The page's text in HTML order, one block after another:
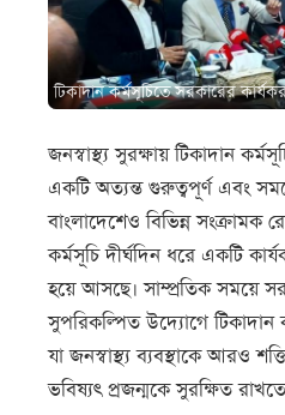
টিকাদান কর্মসূচিতে সরকারের
জনস্বাস্থ্য সুরক্ষায় টিকাদান
একটি অত্যন্ত গুরুত্বপূর্ণ এবং
বাংলাদেশেও বিভিন্ন সংক্রামক
কর্মসূচি দীর্ঘদিন ধরে একটি
হয়ে আসছে। সাম্প্রতিক সময়ে
সুপরিকল্পিত উদ্যোগে টিকাদান
যা জনস্বাস্থ্য ব্যবস্থাকে আরও
ভবিষ্যৎ প্রজন্মকে সুরক্ষিত